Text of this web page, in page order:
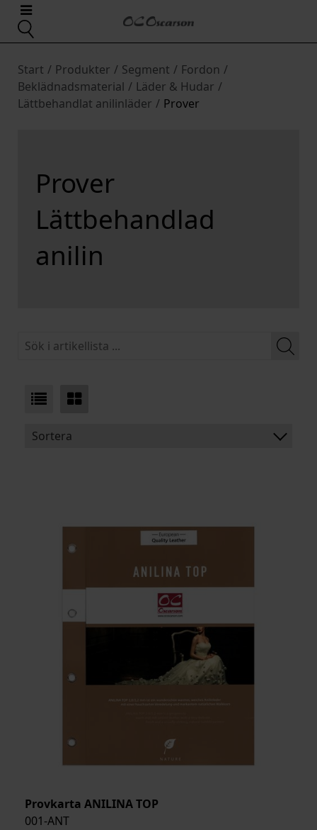
Start / Produkter / Segment / Fordon /
Beklädnadsmaterial / Läder & Hudar /
Lättbehandlat anilinläder / Prover
Prover
Lättbehandlad
anilin
Sortera
Provkarta ANILINA TOP
001-ANT